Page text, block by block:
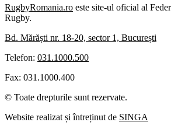
RugbyRomania.ro este site-ul oficial al
Rugby.
Bd. Mărăști nr. 18-20, sector 1, București
Telefon: 031.1000.500
Fax: 031.1000.400
© Toate drepturile sunt rezervate.
Website realizat și întreținut de SINGA